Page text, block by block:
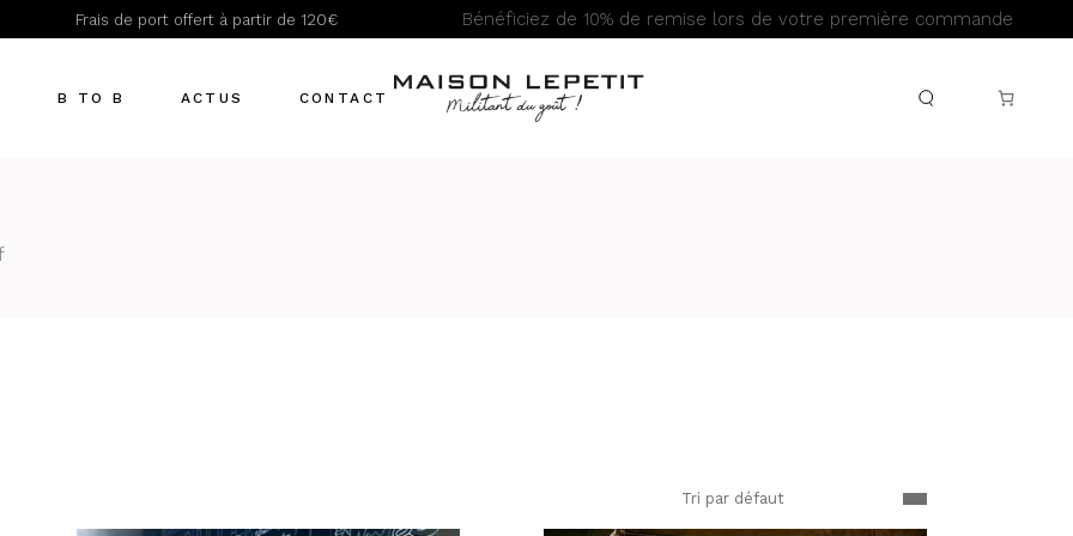
Frais de port offert à partir de 120€ Bénéficiez de 10% de remise lors de votre première commande
B TO B ACTUS CONTACT
Recettes
Tri par défaut